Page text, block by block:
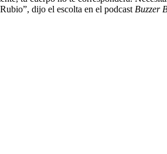
dijo el escolta en el podcastBuzzer